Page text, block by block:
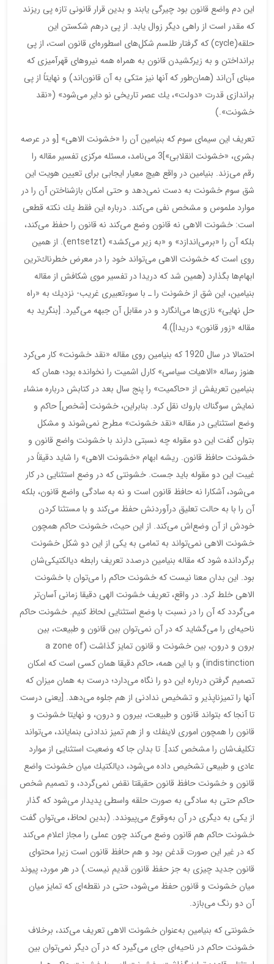
این دم واضع قانون بود چیرگی یابند و بدین قرار قانونی تازه پی ریزند
كه مقدر است از راهی دیگر زوال یابد. از پی درهم شكستن این
حلقه(cycle) كه گرفتار طلسم شكل‌های اسطوره‌ای قانون است، از پی
برانداختن و به زیركشیدن قانون به همراه همه نیروهای قهرآمیزی كه
مبنای آن‌اند (همان‌طور كه آنها نیز متكی به آن قانون‌اند) و نهایتاً از پی
براندازی قدرت «دولت»، یك عصر تاریخی نو دایر می‌شود» («نقد
خشونت».)
تعریف این سیمای سوم كه بنیامین آن را «خشونت الاهی» [و در عرصه
بشری، «خشونت انقلابی»]3 می‌نامد، مسئله مركزی تفسیر مقاله را
رقم می‌زند. بنیامین در واقع هیچ معیار ایجابی برای تعیین هویت این
شق سوم خشونت به دست نمی‌دهد و حتی امكان باز‌شناختن آن را در
موارد ملموس و مشخص نفی می‌كند. درباره این فقط یك نكته قطعی
است: خشونت الاهی نه قانون وضع می‌كند نه قانون را حفظ می‌كند،
بلكه آن را «برمی‌اندازد» و «به زیر می‌كشد» (entsetzt). از همین
روی است كه خشونت الاهی می‌تواند خود را در معرض خطرناك‌ترین
ابهام‌ها بگذارد (همین شد كه دریدا در تفسیر موی شكافش از مقاله
بنیامین، این شق از خشونت را ـ با سوءتعبیری غریب- نزدیك به «راه
حل نهایی» نازی‌ها می‌انگارد و در مقابل آن جبهه می‌گیرد. [بنگرید به
مقاله «زور قانون» دریدا]).4
احتمالا در سال 1920 كه بنیامین روی مقاله «نقد خشونت» كار می‌كرد
هنوز رساله «الاهیات سیاسی» كارل اشمیت را نخوانده بود؛ همان كه
بنیامین تعریفش از «حاكمیت» را پنج سال بعد در كتابش درباره منشاء
نمایش سوگناك باروك نقل كرد. بنابراین، خشونت [شخص] حاكم و
وضع استثنایی در مقاله «نقد خشونت» مطرح نمی‌شوند و مشكل
بتوان گفت این دو مقوله چه نسبتی دارند با خشونت واضع قانون و
خشونت حافظ قانون. ریشه ابهام «خشونت الاهی» را شاید دقیقاً در
غیبت این دو مقوله باید جست. خشونتی كه در وضع استثنایی در كار
می‌شود، آشكارا نه حافظ قانون است و نه به سادگی واضع قانون، بلكه
آن را با به حالت تعلیق درآوردنش حفظ می‌كند و با مستثنا كردن
خودش از آن وضع‌اش می‌كند. از این حیث، خشونت حاكم همچون
خشونت الاهی نمی‌تواند به تمامی به یكی از این دو شكل خشونت
برگردانده شود كه مقاله بنیامین درصدد تعریف رابطه دیالكتیكی‌شان
بود. این بدان معنا نیست كه خشونت حاكم را می‌توان با خشونت
الاهی خلط كرد. در واقع، تعریف خشونت الهی دقیقا زمانی آسان‌تر
می‌گردد كه آن را در نسبت با وضع استثنایی لحاظ كنیم. خشونت حاكم
ناحیه‌ای را می‌گشاید كه در آن نمی‌توان بین قانون و طبیعت، بین
برون و درون، بین خشونت و قانون تمایز گذاشت (a zone of
indistinction) و با این همه‌، حاكم دقیقا همان كسی است كه امكان
تصمیم گرفتن درباره این دو را نگاه می‌دارد؛ درست به همان میزان كه
آنها را تمیزناپذیر و تشخیص ندادنی از هم جلوه می‌دهد. [یعنی درست
تا آنجا كه بتواند قانون و طبیعت، بیرون و درون، و نهایتا خشونت و
قانون را همچون اموری لاینفك و از هم تمیز ندادنی بنمایاند، می‌تواند
تكلیف‌شان را مشخص كند]. تا بدان جا كه وضعیت استثنایی از موارد
عادی و طبیعی تشخیص داده می‌شود، دیالكتیك میان خشونت واضع
قانون و خشونت حافظ قانون حقیقتا نقض نمی‌گردد، و تصمیم شخص
حاكم حتی به سادگی به صورت حلقه واسطی پدیدار می‌شود كه گذار
از یكی به دیگری در آن به‌وقوع می‌پیوندد. (بدین لحاظ، می‌توان گفت
خشونت حاكم هم قانون وضع می‌كند چون عملی را مجاز اعلام می‌كند
كه در غیر این صورت قدغن بود و هم حافظ قانون است زیرا محتوای
قانون جدید چیزی به جز حفظ قانون قدیم نیست.) در هر مورد، پیوند
میان خشونت و قانون حفظ می‌شود، حتی در نقطه‌ای كه تمایز میان
آن دو رنگ می‌بازد.
خشونتی كه بنیامین به‌عنوان خشونت الاهی تعریف می‌كند، برخلاف
خشونت حاكم در ناحیه‌ای جای می‌گیرد كه در آن دیگر نمی‌توان بین